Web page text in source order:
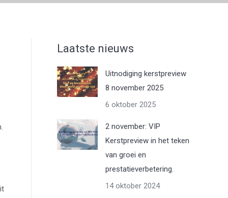
Laatste nieuws
Uitnodiging kerstpreview
8 november 2025
6 oktober 2025
2 november: VIP
Kerstpreview in het teken
van groei en
prestatieverbetering.
14 oktober 2024